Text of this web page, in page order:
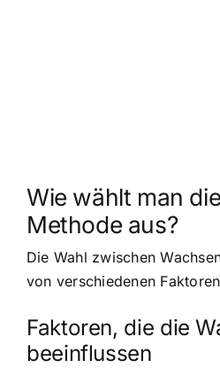
Wie wählt man
Methode aus?
Die Wahl zwischen
von verschiedenen
Faktoren, die die
beeinflussen